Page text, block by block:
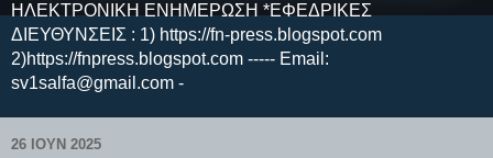
ΗΛΕΚΤΡΟΝΙΚΗ ΕΝΗΜΕΡΩΣΗ *ΕΦΕΔΡΙΚΕΣ
ΔΙΕΥΘΥΝΣΕΙΣ : 1) https://fn-press.blogspot.com
2)https://fnpress.blogspot.com ----- Email:
sv1salfa@gmail.com -
26 ΙΟΥΝ 2025